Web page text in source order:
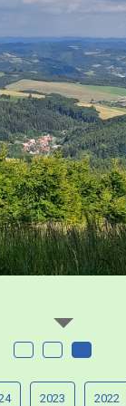
2023 2022